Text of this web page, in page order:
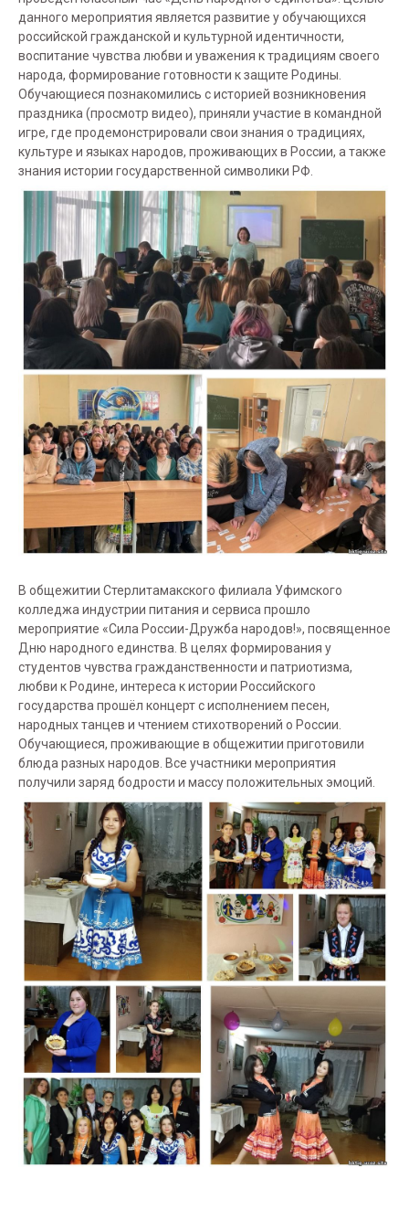
данного мероприятия является развитие у обучающихся
российской гражданской и культурной идентичности,
воспитание чувства любви и уважения к традициям своего
народа, формирование готовности к защите Родины.
Обучающиеся познакомились с историей возникновения
праздника (просмотр видео), приняли участие в командной
игре, где продемонстрировали свои знания о традициях,
культуре и языках народов, проживающих в России, а также
знания истории государственной символики РФ.
В общежитии Стерлитамакского филиала Уфимского
колледжа индустрии питания и сервиса прошло
мероприятие «Сила России-Дружба народов!», посвященное
Дню народного единства. В целях формирования у
студентов чувства гражданственности и патриотизма,
любви к Родине, интереса к истории Российского
государства прошёл концерт с исполнением песен,
народных танцев и чтением стихотворений о России.
Обучающиеся, проживающие в общежитии приготовили
блюда разных народов. Все участники мероприятия
получили заряд бодрости и массу положительных эмоций.